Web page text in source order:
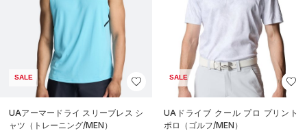
SALE
UAアーマードライ スリーブレス シ
ャツ（トレーニング/MEN）
SALE
UAドライブ クール プロ プリント
ポロ（ゴルフ/MEN）